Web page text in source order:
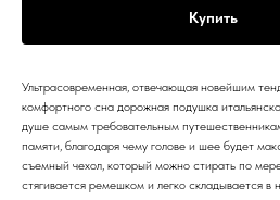
Купить
Ультрасовременная, отвечающая новейшим
комфортного сна дорожная подушка
душе самым требовательным
памяти, благодаря чему голове и шее будет
съемный чехол, который можно стирать по
стягивается ремешком и легко складывается в